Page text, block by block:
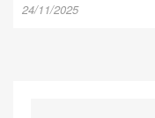
24/11/2025